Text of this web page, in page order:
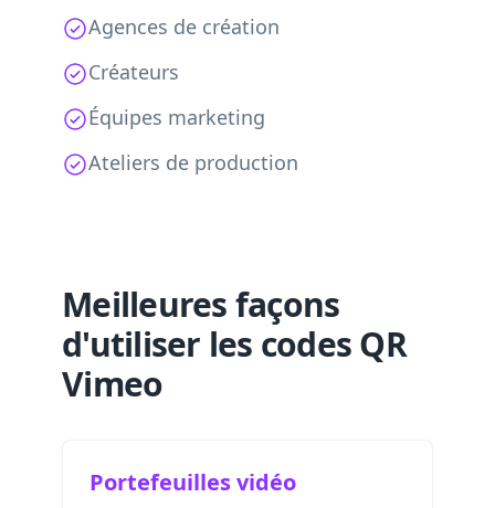
Agences de création
Créateurs
Équipes marketing
Ateliers de production
Meilleures façons
d'utiliser les codes QR
Vimeo
Portefeuilles vidéo